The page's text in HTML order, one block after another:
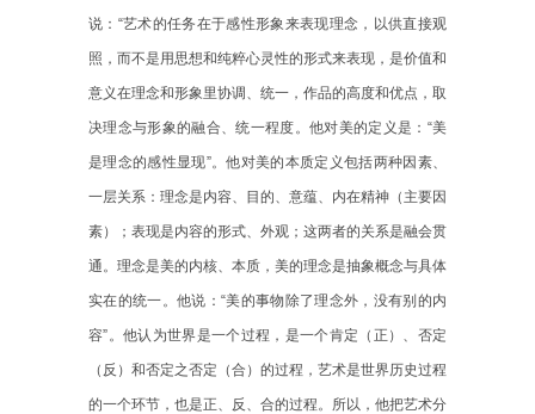
说：“艺术的任务在于感性形象来表现理念，以供直接观
照，而不是用思想和纯粹心灵性的形式来表现，是价值和
意义在理念和形象里协调、统一，作品的高度和优点，取
决理念与形象的融合、统一程度。他对美的定义是：“美
是理念的感性显现”。他对美的本质定义包括两种因素、
一层关系：理念是内容、目的、意蕴、内在精神（主要因
素）；表现是内容的形式、外观；这两者的关系是融会贯
通。理念是美的内核、本质，美的理念是抽象概念与具体
实在的统一。他说：“美的事物除了理念外，没有别的内
容”。他认为世界是一个过程，是一个肯定（正）、否定
（反）和否定之否定（合）的过程，艺术是世界历史过程
的一个环节，也是正、反、合的过程。所以，他把艺术分